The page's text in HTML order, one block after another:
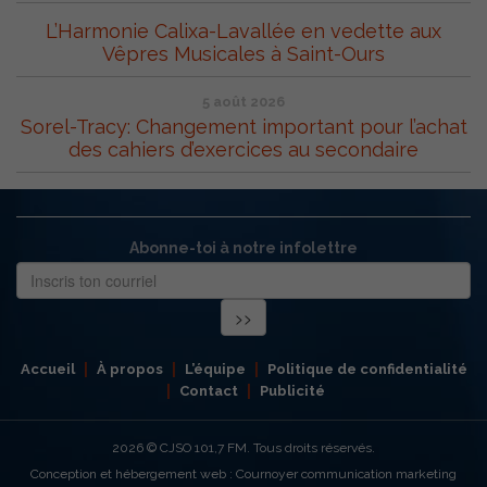
L’Harmonie Calixa-Lavallée en vedette aux
Vêpres Musicales à Saint-Ours
5 août 2026
Sorel-Tracy: Changement important pour l’achat
des cahiers d’exercices au secondaire
Abonne-toi à notre infolettre
Accueil À propos L’équipe
Politique de confidentialité
Contact
Publicité
2026 © CJSO 101,7 FM. Tous droits réservés.
Conception et hébergement web : Cournoyer communication marketing